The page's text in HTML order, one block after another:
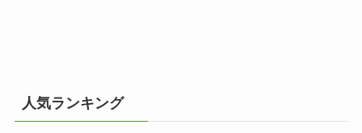
人気ランキング